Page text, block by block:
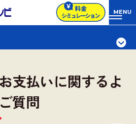
支払いに関するよ
質問